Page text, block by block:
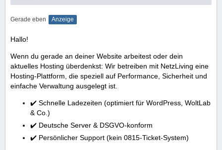
Gerade eben Anzeige
Hallo!
Wenn du gerade an deiner Website arbeitest oder dein
aktuelles Hosting überdenkst: Wir betreiben mit NetzLiving eine
Hosting-Plattform, die speziell auf Performance, Sicherheit und
einfache Verwaltung ausgelegt ist.
✔️ Schnelle Ladezeiten (optimiert für WordPress, WoltLab
& Co.)
✔️ Deutsche Server & DSGVO-konform
✔️ Persönlicher Support (kein 0815-Ticket-System)